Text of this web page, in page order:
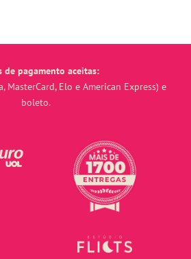
de pagamento aceitas:
MasterCard, Elo e American Express) e
boleto.